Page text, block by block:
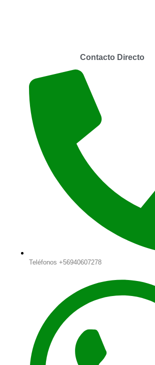
Contacto Directo
Teléfonos +56940607278